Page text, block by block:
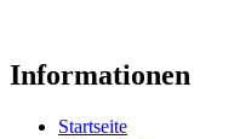
Informationen
Startseite